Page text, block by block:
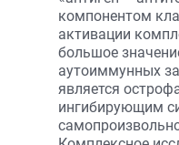
компонентом
активации
большое
аутоиммунных
является
ингибирующим